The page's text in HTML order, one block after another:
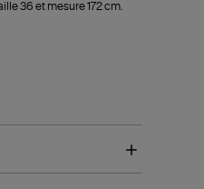
36 et mesure 172 cm.